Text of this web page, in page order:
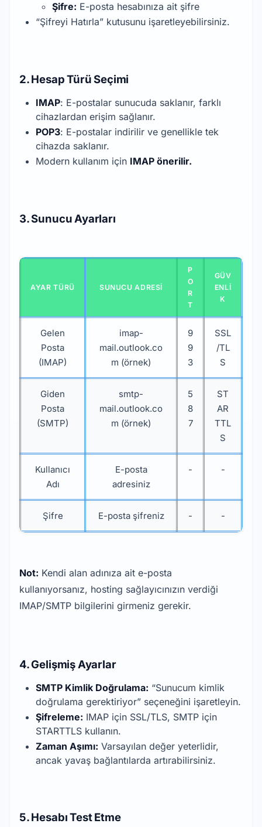
Şifre: E-posta hesabınıza ait şifre
“Şifreyi Hatırla” kutusunu işaretleyebilirsiniz.
2. Hesap Türü Seçimi
IMAP: E-postalar sunucuda saklanır, farklı
cihazlardan erişim sağlanır.
POP3: E-postalar indirilir ve genellikle tek
cihazda saklanır.
Modern kullanım için IMAP önerilir.
3. Sunucu Ayarları
AYAR TÜRÜ SUNUCU ADRESI
P
O
R
T
GÜV
ENLI
K
Gelen
Posta
(IMAP)
imap-
mail.outlook.co
m (örnek)
9
9
3
SSL
/TL
S
Giden
Posta
(SMTP)
smtp-
mail.outlook.co
m (örnek)
5
8
7
ST
AR
TTL
S
Kullanıcı
Adı
E-posta
adresiniz
- -
Şifre E-posta şifreniz - -
Not: Kendi alan adınıza ait e-posta
kullanıyorsanız, hosting sağlayıcınızın verdiği
IMAP/SMTP bilgilerini girmeniz gerekir.
4. Gelişmiş Ayarlar
SMTP Kimlik Doğrulama: “Sunucum kimlik
doğrulama gerektiriyor” seçeneğini işaretleyin.
Şifreleme: IMAP için SSL/TLS, SMTP için
STARTTLS kullanın.
Zaman Aşımı: Varsayılan değer yeterlidir,
ancak yavaş bağlantılarda artırabilirsiniz.
5. Hesabı Test Etme